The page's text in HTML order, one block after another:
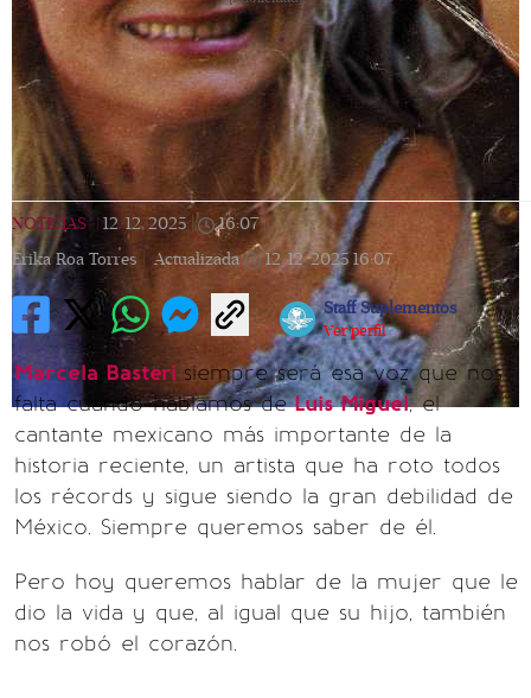
NOTICIAS 12/12/2025 16:07 |
Erika Roa Torres |
Actualizada 12/12/2025 16:07
Staff Suplementos
Ver perfil
Marcela Basteri siempre será esa voz que nos
falta cuando hablamos deLuis Miguel, el
cantante mexicano más importante de la
historia reciente, un artista que ha roto todos
los récords y sigue siendo la gran debilidad de
México. Siempre queremos saber de él.
Pero hoy queremos hablar de la mujer que le
dio la vida y que, al igual que su hijo, también
nos robó el corazón.